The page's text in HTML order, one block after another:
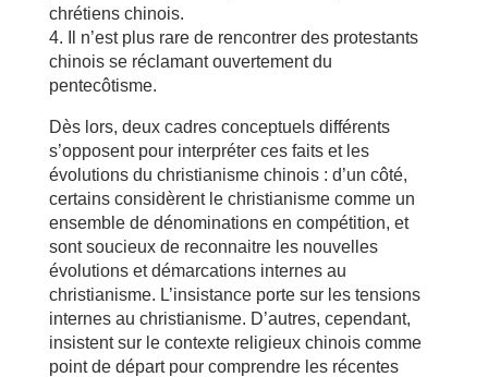
chrétiens chinois.
4. Il n’est plus rare de rencontrer des protestants
chinois se réclamant ouvertement du
pentecôtisme.
Dès lors, deux cadres conceptuels différents
s’opposent pour interpréter ces faits et les
évolutions du christianisme chinois : d’un côté,
certains considèrent le christianisme comme un
ensemble de dénominations en compétition, et
sont soucieux de reconnaitre les nouvelles
évolutions et démarcations internes au
christianisme. L’insistance porte sur les tensions
internes au christianisme. D’autres, cependant,
insistent sur le contexte religieux chinois comme
point de départ pour comprendre les récentes